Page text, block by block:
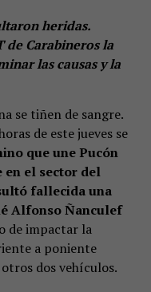
heridas.
de Carabineros la
las causas y la
se tiñen de sangre.
de este jueves se
que une Pucón
en el sector del
fallecida una
Alfonso Ñanculef
de impactar la
a poniente
dos vehículos.